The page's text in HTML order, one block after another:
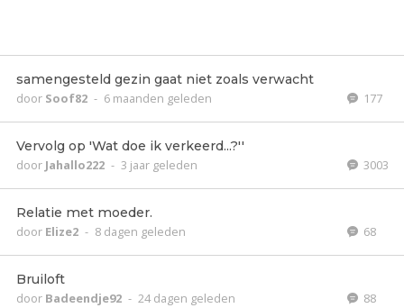
samengesteld gezin gaat niet zoals verwacht
door Soof82 - 6 maanden geleden 177
Vervolg op 'Wat doe ik verkeerd...?''
door Jahallo222 - 3 jaar geleden 3003
Relatie met moeder.
door Elize2 - 8 dagen geleden 68
Bruiloft
door Badeendje92 - 24 dagen geleden 88